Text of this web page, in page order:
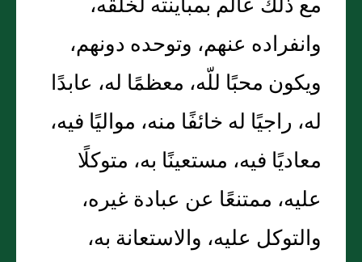
وانفراده عنهم، وتوحده دونهم،
ويكون محبًا للّه، معظمًا له، عابدًا
له، راجيًا له خائفًا منه، مواليًا فيه،
معاديًا فيه، مستعينًا به، متوكلًا
عليه، ممتنعًا عن عبادة غيره،
والتوكل عليه، والاستعانة به،